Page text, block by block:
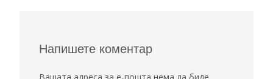
Напишете коментар